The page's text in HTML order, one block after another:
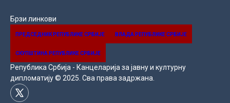
Брзи линкови
ПРЕДСЕДНИК РЕПУБЛИКЕ СРБИЈЕ ВЛАДA PEПУБЛИКЕ СРБИЈЕ
СКУПШТИНА РЕПУБЛИКЕ СРБИЈЕ
Република Србија - Канцеларија за јавну и културну
дипломатију © 2025. Сва права задржана.